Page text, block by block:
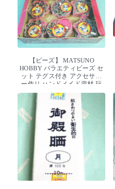
【ビーズ】 MATSUNO
HOBBY バラエティビーズ セ
ット テグス付き アクセサリ
ー作り ハンドメイド資材 玩
具 デッドストック